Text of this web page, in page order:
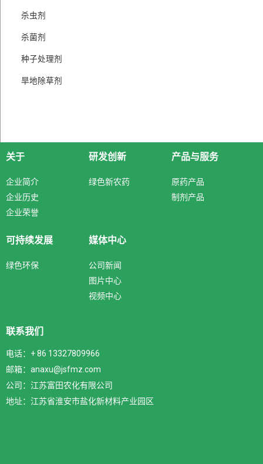
杀虫剂
杀菌剂
种子处理剂
旱地除草剂
关于
企业简介
企业历史
企业荣誉
研发创新
绿色新农药
产品与服务
原药产品
制剂产品
可持续发展
绿色环保
媒体中心
公司新闻
图片中心
视频中心
联系我们
电话：+ 86 13327809966
邮箱：anaxu@jsfmz.com
公司：江苏富田农化有限公司
地址：江苏省淮安市盐化新材料产业园区